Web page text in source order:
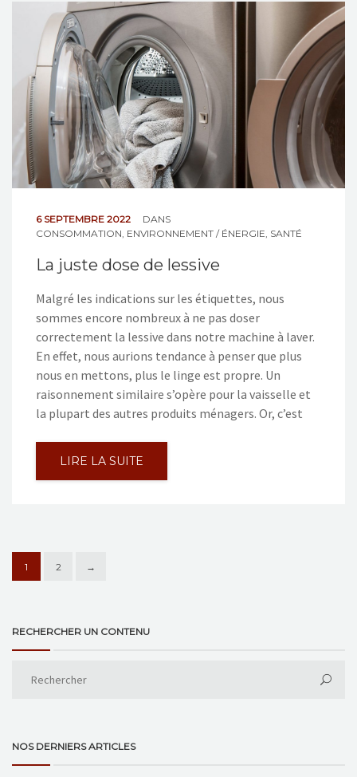
6 SEPTEMBRE 2022
DANS
CONSOMMATION, ENVIRONNEMENT / ÉNERGIE, SANTÉ
La juste dose de lessive
Malgré les indications sur les étiquettes, nous
sommes encore nombreux à ne pas doser
correctement la lessive dans notre machine à laver.
En effet, nous aurions tendance à penser que plus
nous en mettons, plus le linge est propre. Un
raisonnement similaire s’opère pour la vaisselle et
la plupart des autres produits ménagers. Or, c’est
LIRE LA SUITE
1 2 →
RECHERCHER UN CONTENU
NOS DERNIERS ARTICLES